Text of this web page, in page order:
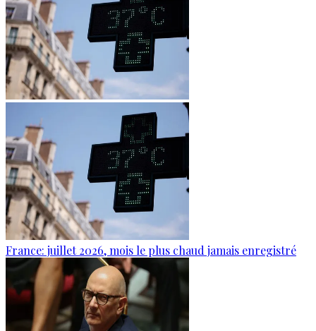
France: juillet 2026, mois le plus chaud jamais enregistré